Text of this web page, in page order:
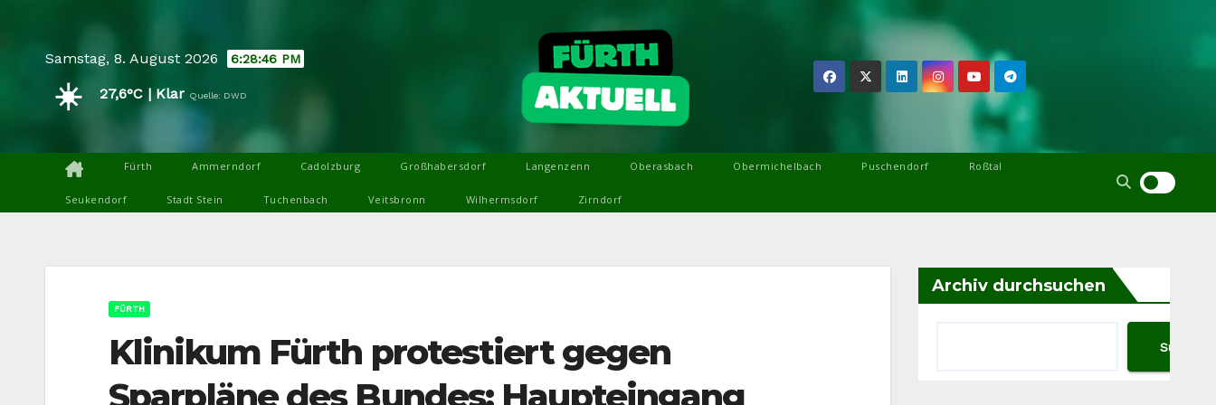
contentSamstag, 8. August 2026 6:28:47 PM
☀️ 27,6°C | Klar Quelle: DWD
Fürth Ammerndorf Cadolzburg Großhabersdorf Langenzenn Oberasbach Obermichelbach Puschendorf Roßtal
Seukendorf Stadt Stein Tuchenbach Veitsbronn Wilhermsdorf Zirndorf
FÜRTH
Klinikum Fürth protestiert gegen
Archiv durchsuchen
Suchen